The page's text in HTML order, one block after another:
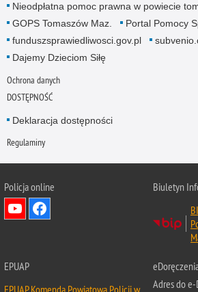
Nieodpłatna pomoc prawna w powiecie
GOPS Tomaszów Maz.
Portal Pomocy
funduszsprawiedliwosci.gov.pl
Dajemy Dzieciom Siłę
Ochrona danych
DOSTĘPNOŚĆ
Deklaracja dostępności
Regulaminy
Policja online
Biuletyn
EPUAP
EPUAP Komenda Powiatowa Policji w
Adres do